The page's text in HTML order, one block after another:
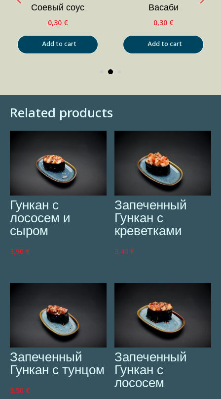
Соевый соус
0,30€
Add to cart
Васаби
0,30€
Add to cart
Related products
Гункан с
лососем и
сыром
3,90€
Запеченный
Гункан с
креветками
3,40€
Запеченный
Гункан с тунцом
3,50€
Запеченный
Гункан с
лососем